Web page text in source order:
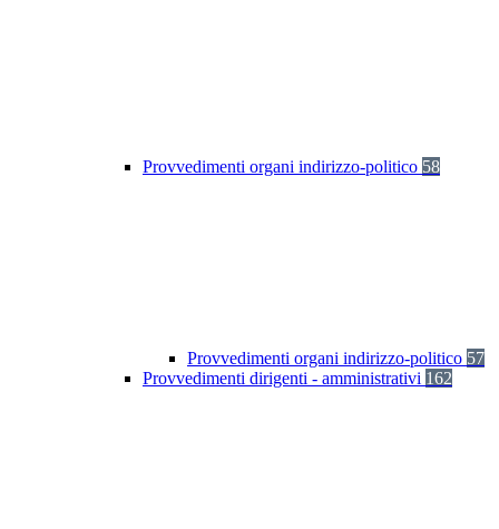
Provvedimenti organi indirizzo-politico 58
Provvedimenti organi indirizzo-politico 57
Provvedimenti dirigenti - amministrativi 162